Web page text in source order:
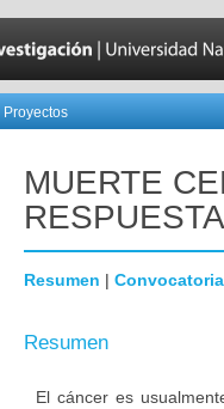
Proyectos
MUERTE
Resumen | Convocatoria
Resumen
El cáncer es